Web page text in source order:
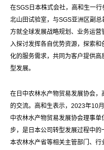
在SGS日本株式会社，高和生一
北山田试验室，与SGS亚洲区副
方就全球发展战略规划、业务运
入探讨发挥各自优势资源，探索
化的服务需求，共同为客户提供
型发展。
在日中农林水产物贸易发展协会
的交流。高和生表示，2023年10
中农林水产物贸易发展协会理事
步，是日本公司转型发展过程中的
本农林水产省等相关主管部门、